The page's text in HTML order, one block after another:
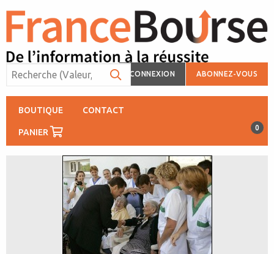
CONNEXION ABONNEZ-VOUS
BOUTIQUE CONTACT
PANIER 0